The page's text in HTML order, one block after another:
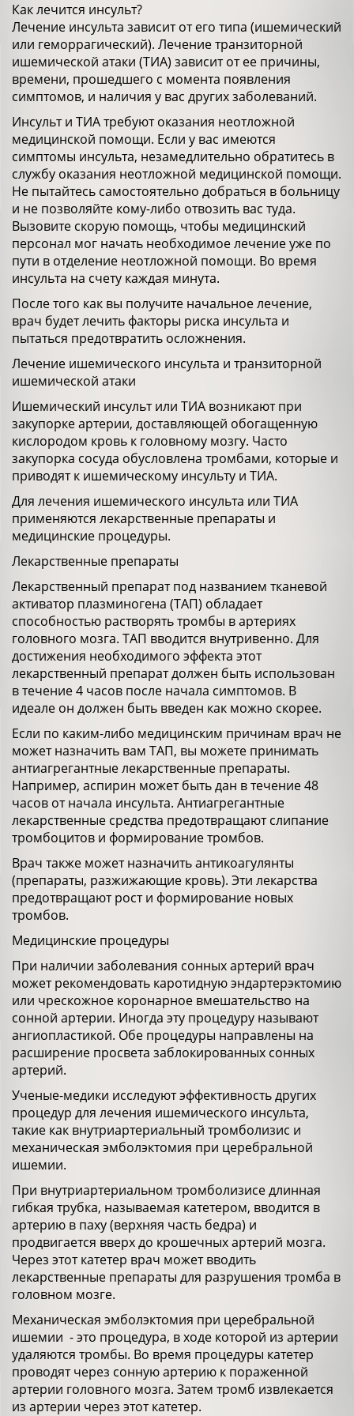
Как лечится инсульт?
Лечение инсульта зависит от его типа (ишемический
или геморрагический). Лечение транзиторной
ишемической атаки (ТИА) зависит от ее причины,
времени, прошедшего с момента появления
симптомов, и наличия у вас других заболеваний.
Инсульт и ТИА требуют оказания неотложной
медицинской помощи. Если у вас имеются
симптомы инсульта, незамедлительно обратитесь в
службу оказания неотложной медицинской помощи.
Не пытайтесь самостоятельно добраться в больницу
и не позволяйте кому-либо отвозить вас туда.
Вызовите скорую помощь, чтобы медицинский
персонал мог начать необходимое лечение уже по
пути в отделение неотложной помощи. Во время
инсульта на счету каждая минута.
После того как вы получите начальное лечение,
врач будет лечить факторы риска инсульта и
пытаться предотвратить осложнения.
Лечение ишемического инсульта и транзиторной
ишемической атаки
Ишемический инсульт или ТИА возникают при
закупорке артерии, доставляющей обогащенную
кислородом кровь к головному мозгу. Часто
закупорка сосуда обусловлена тромбами, которые и
приводят к ишемическому инсульту и ТИА.
Для лечения ишемического инсульта или ТИА
применяются лекарственные препараты и
медицинские процедуры.
Лекарственные препараты
Лекарственный препарат под названием тканевой
активатор плазминогена (ТАП) обладает
способностью растворять тромбы в артериях
головного мозга. ТАП вводится внутривенно. Для
достижения необходимого эффекта этот
лекарственный препарат должен быть использован
в течение 4 часов после начала симптомов. В
идеале он должен быть введен ​​как можно скорее.
Если по каким-либо медицинским причинам врач не
может назначить вам ТАП, вы можете принимать
антиагрегантные лекарственные препараты.
Например, аспирин может быть дан в течение 48
часов от начала инсульта. Антиагрегантные
лекарственные средства предотвращают слипание
тромбоцитов и формирование тромбов.
Врач также может назначить антикоагулянты
(препараты, разжижающие кровь). Эти лекарства
предотвращают рост и формирование новых
тромбов.
Медицинские процедуры
При наличии заболевания сонных артерий врач
может рекомендовать каротидную эндартерэктомию
или чрескожное коронарное вмешательство на
сонной артерии. Иногда эту процедуру называют
ангиопластикой. Обе процедуры направлены на
расширение просвета заблокированных сонных
артерий.
Ученые-медики исследуют эффективность других
процедур для лечения ишемического инсульта,
такие как внутриартериальный тромболизис и
механическая эмболэктомия при церебральной
ишемии.
При внутриартериальном тромболизисе длинная
гибкая трубка, называемая катетером, вводится в
артерию в паху (верхняя часть бедра) и
продвигается вверх до крошечных артерий мозга.
Через этот катетер врач может вводить
лекарственные препараты для разрушения тромба в
головном мозге.
Механическая эмболэктомия при церебральной
ишемии - это процедура, в ходе которой из артерии
удаляются тромбы. Во время процедуры катетер
проводят через сонную артерию к пораженной
артерии головного мозга. Затем тромб извлекается
из артерии через этот катетер.